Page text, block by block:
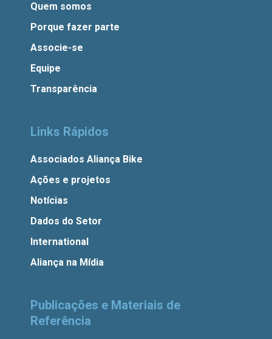
Quem somos
Porque fazer parte
Associe-se
Equipe
Transparência
Links Rápidos
Associados Aliança Bike
Ações e projetos
Notícias
Dados do Setor
International
Aliança na Mídia
Publicações e Materiais de
Referência